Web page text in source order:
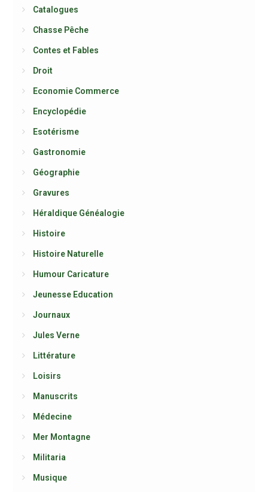
Catalogues
Chasse Pêche
Contes et Fables
Droit
Economie Commerce
Encyclopédie
Esotérisme
Gastronomie
Géographie
Gravures
Héraldique Généalogie
Histoire
Histoire Naturelle
Humour Caricature
Jeunesse Education
Journaux
Jules Verne
Littérature
Loisirs
Manuscrits
Médecine
Mer Montagne
Militaria
Musique